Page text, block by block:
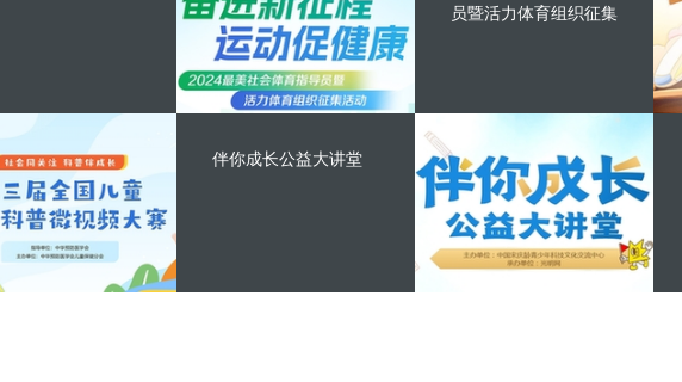
员暨活力体育组织征集
伴你成长公益大讲堂